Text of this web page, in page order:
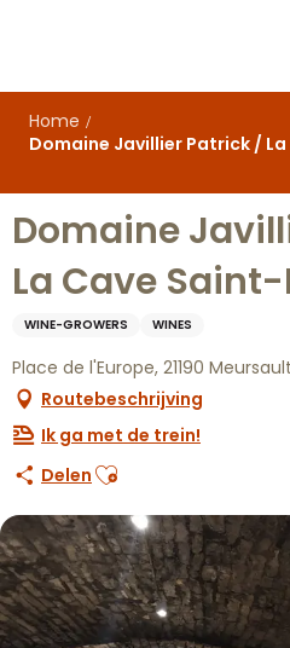
principal
Home
Domaine Javillier Patrick /
Domaine
La Cave
WINE-GROWERS WINES
Place de l'Europe, 21190 Meursault
Routebeschrijving
Ik ga met de trein!
Delen Ajouter aux favoris